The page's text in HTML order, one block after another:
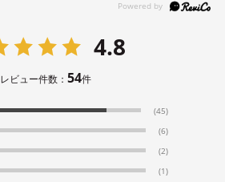
4.8
レビュー件数： 54件
(45)
(6)
(2)
(1)